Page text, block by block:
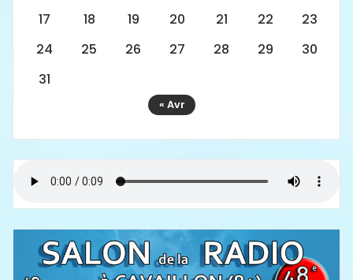
17
18 19 20 21 22
23
24
25 26 27 28 29
30
31
« Avr